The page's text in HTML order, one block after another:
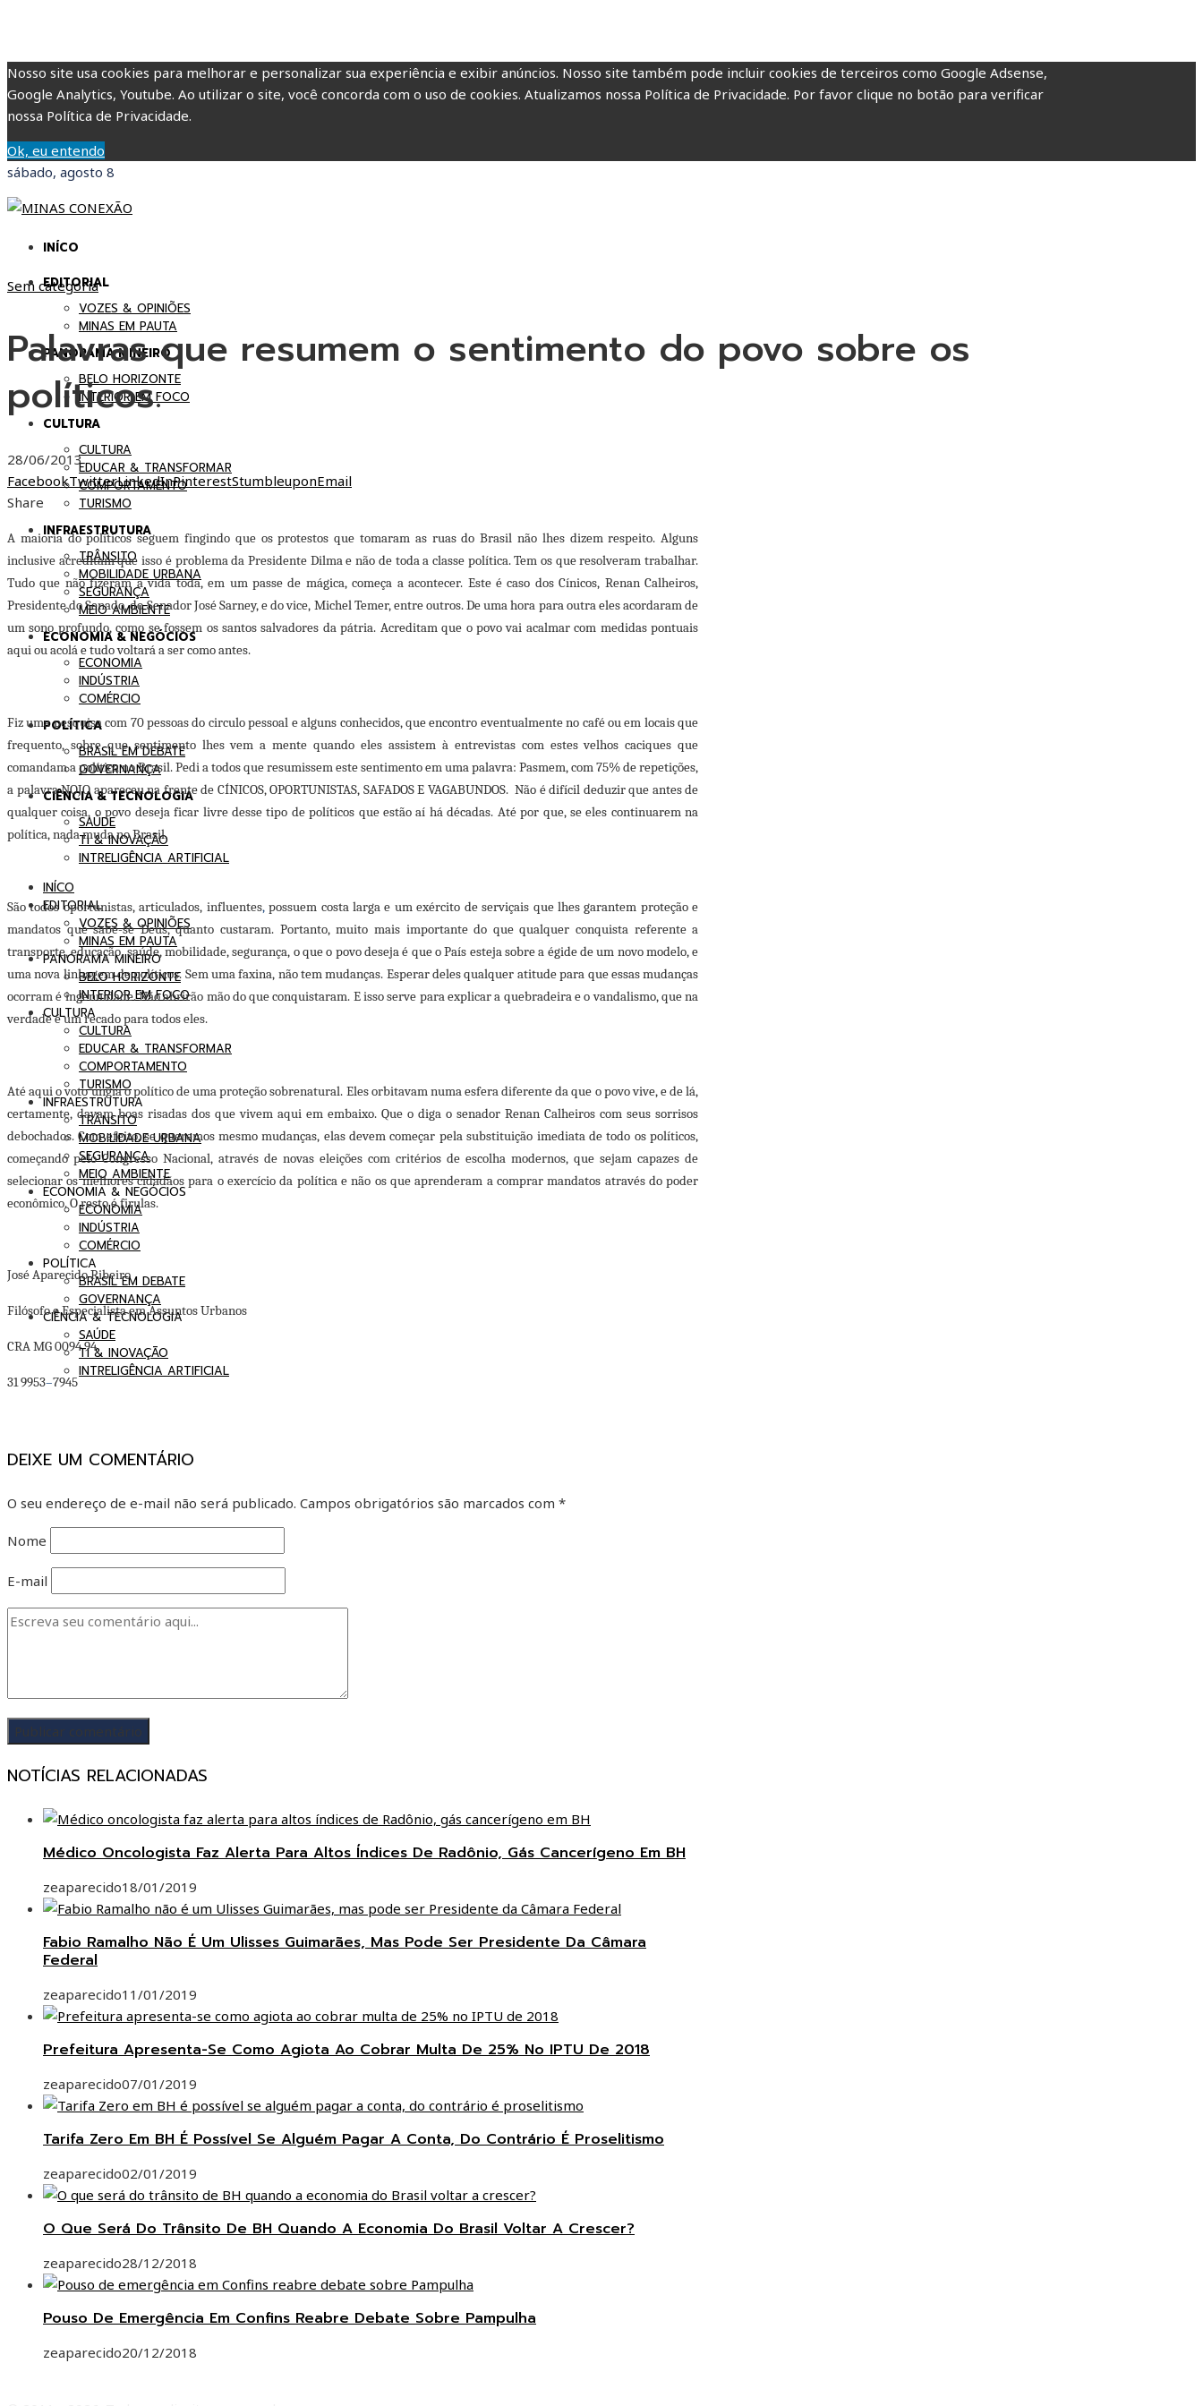
Nosso site usa cookies para melhorar e personalizar sua experiência e exibir anúncios. Nosso site também pode incluir cookies de terceiros como Google Adsense,
Google Analytics, Youtube. Ao utilizar o site, você concorda com o uso de cookies. Atualizamos nossa Política de Privacidade. Por favor clique no botão para verificar
nossa Política de Privacidade.
Ok, eu entendo
sábado, agosto 8
INÍCO
EDITORIAL
VOZES & OPINIÕES
MINAS EM PAUTA
PANORAMA MINEIRO
BELO HORIZONTE
INTERIOR EM FOCO
CULTURA
CULTURA
EDUCAR & TRANSFORMAR
COMPORTAMENTO
TURISMO
INFRAESTRUTURA
TRÂNSITO
MOBILIDADE URBANA
SEGURANÇA
MEIO AMBIENTE
ECONOMIA & NEGÓCIOS
ECONOMIA
INDÚSTRIA
COMÉRCIO
POLÍTICA
BRASIL EM DEBATE
GOVERNANÇA
CIÊNCIA & TECNOLOGIA
SAÚDE
TI & INOVAÇÃO
INTRELIGÊNCIA ARTIFICIAL
INÍCO
EDITORIAL
VOZES & OPINIÕES
MINAS EM PAUTA
PANORAMA MINEIRO
BELO HORIZONTE
INTERIOR EM FOCO
CULTURA
CULTURA
EDUCAR & TRANSFORMAR
COMPORTAMENTO
TURISMO
INFRAESTRUTURA
TRÂNSITO
MOBILIDADE URBANA
SEGURANÇA
MEIO AMBIENTE
ECONOMIA & NEGÓCIOS
ECONOMIA
INDÚSTRIA
COMÉRCIO
POLÍTICA
BRASIL EM DEBATE
GOVERNANÇA
CIÊNCIA & TECNOLOGIA
SAÚDE
TI & INOVAÇÃO
INTRELIGÊNCIA ARTIFICIAL
Sem categoria
Palavras que resumem o sentimento do povo sobre os
políticos.
28/06/2013
FacebookTwitterLinkedInPinterestStumbleuponEmail
Share
A maioria do políticos seguem fingindo que os protestos que tomaram as ruas do Brasil não lhes dizem respeito. Alguns
inclusive acreditam que isso é problema da Presidente Dilma e não de toda a classe política. Tem os que resolveram trabalhar.
Tudo que não fizeram a vida toda, em um passe de mágica, começa a acontecer. Este é caso dos Cínicos, Renan Calheiros,
Presidente do Senado, do Senador José Sarney, e do vice, Michel Temer, entre outros. De uma hora para outra eles acordaram de
um sono profundo, como se fossem os santos salvadores da pátria. Acreditam que o povo vai acalmar com medidas pontuais
aqui ou acolá e tudo voltará a ser como antes.
Fiz uma pesquisa com 70 pessoas do circulo pessoal e alguns conhecidos, que encontro eventualmente no café ou em locais que
frequento, sobre que sentimento lhes vem a mente quando eles assistem à entrevistas com estes velhos caciques que
comandam a política no Brasil. Pedi a todos que resumissem este sentimento em uma palavra: Pasmem, com 75% de repetições,
a palavra NOJO apareceu na frente de CÍNICOS, OPORTUNISTAS, SAFADOS E VAGABUNDOS. Não é difícil deduzir que antes de
qualquer coisa, o povo deseja ficar livre desse tipo de políticos que estão aí há décadas. Até por que, se eles continuarem na
política, nada muda no Brasil.
São todos oportunistas, articulados, influentes,possuem costa larga e um exército de serviçais que lhes garantem proteção e
mandatos que sabe-se Deus, quanto custaram. Portanto, muito mais importante do que qualquer conquista referente a
transporte, educação, saúde, mobilidade, segurança, o que o povo deseja é que o País esteja sobre a égide de um novo modelo, e
uma nova linhagem de políticos. Sem uma faxina, não tem mudanças. Esperar deles qualquer atitude para que essas mudanças
ocorram é ingenuidade. Não abrirão mão do que conquistaram. E isso serve para explicar a quebradeira e o vandalismo, que na
verdade é um recado para todos eles.
Até aqui o voto ungia opolítico de uma proteção sobrenatural. Eles orbitavam numa esfera diferente da que o povo vive, e de lá,
certamente, davam boas risadas dos que vivem aqui em embaixo. Que o diga o senador Renan Calheiros com seus sorrisos
debochados. Com efeito, se queremos mesmo mudanças, elas devem começar pela substituição imediata de todo os políticos,
começando pelo Congresso Nacional, através de novas eleições com critérios de escolha modernos, que sejam capazes de
selecionar os melhores cidadãos para o exercício da política e não os que aprenderam a comprar mandatos através do poder
econômico. O resto é firulas.
José Aparecido Ribeiro
Filósofo e Especialista em Assuntos Urbanos
CRA MG 0094 94
31 9953–7945
DEIXE UM COMENTÁRIO
O seu endereço de e-mail não será publicado. Campos obrigatórios são marcados com *
Nome
E-mail
NOTÍCIAS RELACIONADAS
Médico Oncologista Faz Alerta Para Altos Índices De Radônio, Gás Cancerígeno Em BH
zeaparecido18/01/2019
Fabio Ramalho Não É Um Ulisses Guimarães, Mas Pode Ser Presidente Da Câmara
Federal
zeaparecido11/01/2019
Prefeitura Apresenta-Se Como Agiota Ao Cobrar Multa De 25% No IPTU De 2018
zeaparecido07/01/2019
Tarifa Zero Em BH É Possível Se Alguém Pagar A Conta, Do Contrário É Proselitismo
zeaparecido02/01/2019
O Que Será Do Trânsito De BH Quando A Economia Do Brasil Voltar A Crescer?
zeaparecido28/12/2018
Pouso De Emergência Em Confins Reabre Debate Sobre Pampulha
zeaparecido20/12/2018